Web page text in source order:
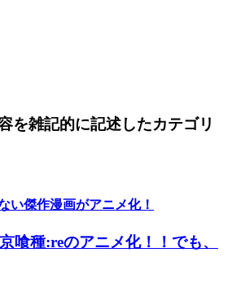
を雑記的に記述したカテゴリ
い傑作漫画がアニメ化！
喰種:reのアニメ化！！でも、